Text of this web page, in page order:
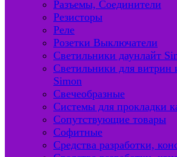
Разъемы, Соединители
Резисторы
Реле
Розетки Выключатели
Светильники даунлайт
Светильники для витрин
Simon
Свечеобразные
Системы для прокладки
Сопутствующие товары
Софитные
Средства разработки,